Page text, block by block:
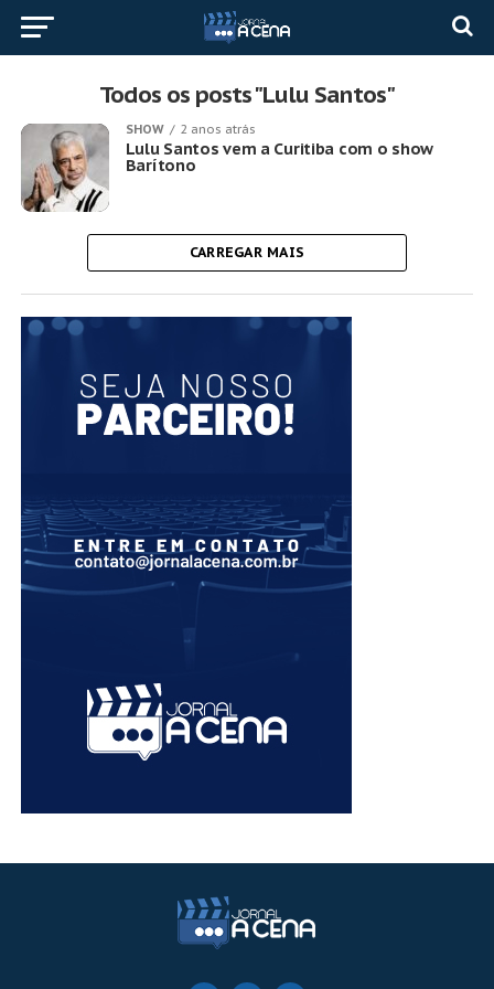
Todos os posts "Lulu Santos"
SHOW 2 anos atrás
Lulu Santos vem a Curitiba com o show
Barítono
CARREGAR MAIS